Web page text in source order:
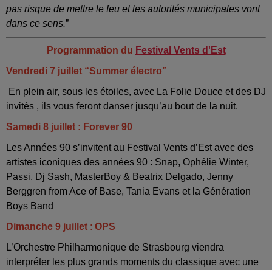
pas risque de mettre le feu et les autorités municipales vont
dans ce sens.”
Programmation du Festival Vents d'Est
Vendredi 7 juillet “Summer électro”
En plein air, sous les étoiles, avec La Folie Douce et des DJ
invités , ils vous feront danser jusqu’au bout de la nuit.
Samedi 8 juillet : Forever 90
Les Années 90 s’invitent au Festival Vents d’Est avec des
artistes iconiques des années 90 : Snap, Ophélie Winter,
Passi, Dj Sash, MasterBoy & Beatrix Delgado, Jenny
Berggren from Ace of Base, Tania Evans et la Génération
Boys Band
Dimanche 9 juillet : OPS
L’Orchestre Philharmonique de Strasbourg viendra
interpréter les plus grands moments du classique avec une